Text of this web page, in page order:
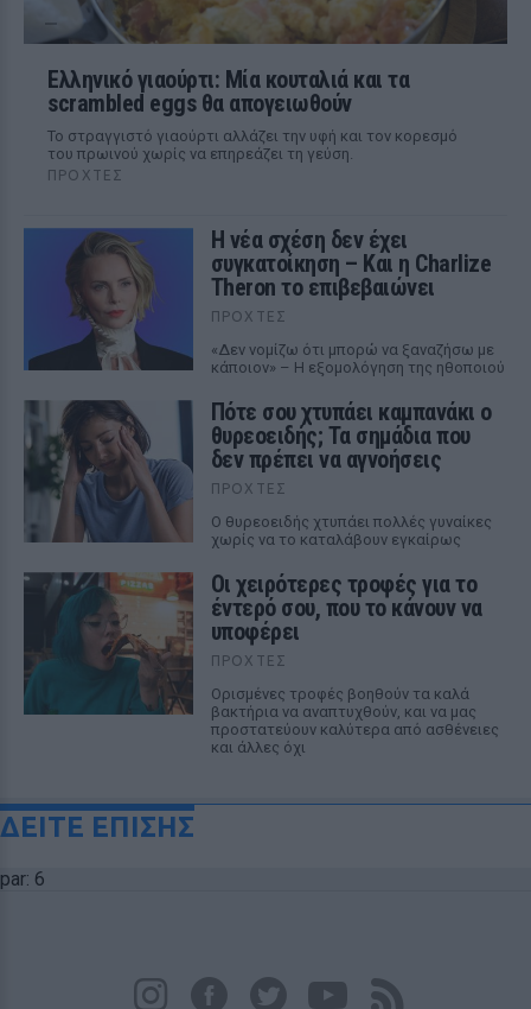
Ελληνικό γιαούρτι: Μία κουταλιά και τα
scrambled eggs θα απογειωθούν
Το στραγγιστό γιαούρτι αλλάζει την υφή και τον κορεσμό
του πρωινού χωρίς να επηρεάζει τη γεύση.
ΠΡΟΧΤΈΣ
Η νέα σχέση δεν έχει
συγκατοίκηση – Και η Charlize
Theron το επιβεβαιώνει
ΠΡΟΧΤΈΣ
«Δεν νομίζω ότι μπορώ να ξαναζήσω με
κάποιον» – Η εξομολόγηση της ηθοποιού
Πότε σου χτυπάει καμπανάκι ο
θυρεοειδής; Τα σημάδια που
δεν πρέπει να αγνοήσεις
ΠΡΟΧΤΈΣ
Ο θυρεοειδής χτυπάει πολλές γυναίκες
χωρίς να το καταλάβουν εγκαίρως
Οι χειρότερες τροφές για το
έντερό σου, που το κάνουν να
υποφέρει
ΠΡΟΧΤΈΣ
Ορισμένες τροφές βοηθούν τα καλά
βακτήρια να αναπτυχθούν, και να μας
προστατεύουν καλύτερα από ασθένειες
και άλλες όχι
ΔΕΙΤΕ ΕΠΙΣΗΣ
par: 6